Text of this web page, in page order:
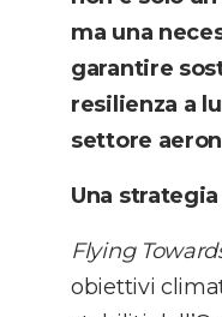
ma una
garantire
resilienza a
settore
Una
Flying
obiettivi